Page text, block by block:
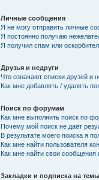
Личные сообщения
Я не могу отправить личные
Я постоянно получаю
Я получил спам или
Друзья и недруги
Что означают списки друзей и
Как мне добавлять / удалять
Поиск по форумам
Как мне выполнить поиск по
Почему мой поиск не даёт
В результате моего поиска я
Как мне найти пользователя
Как мне найти свои
Закладки и подписка на темы